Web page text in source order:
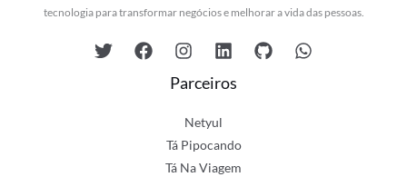
tecnologia para transformar negócios e melhorar a vida das pessoas.
Parceiros
Netyul
Tá Pipocando
Tá Na Viagem